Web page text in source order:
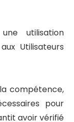
utilisation
Utilisateurs
compétence,
pour
avoir vérifié